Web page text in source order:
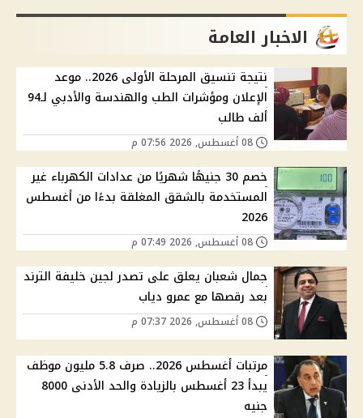
الاخبار العامة
نتيجة تنسيق المرحلة الأولى 2026.. موعد
الإعلان ومؤشرات الطب والهندسة والأدبي لـ94
ألف طالب
خصم 30 جنيهًا شهريًا من عدادات الكهرباء غير
المستخدمة بالشقق المغلقة بدءًا من أغسطس
2026
جمال شعبان يعلق على تصدر لجين خليفة الترند
بعد رقصها مع عمرو دياب
مرتبات أغسطس 2026.. صرف 5.8 مليون موظف
يبدأ 23 أغسطس بالزيادة والحد الأدنى 8000
جنيه